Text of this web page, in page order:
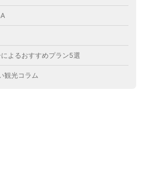
よるおすすめプラン5選
観光コラム